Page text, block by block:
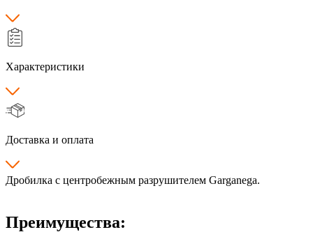
Характеристики
Доставка и оплата
Дробилка с центробежным разрушителем Garganega.
Преимущества: